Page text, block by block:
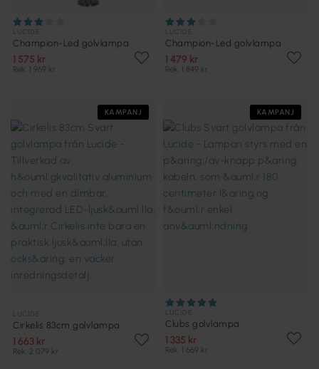
Champion-Led golvlampa
1 575 kr
Rek. 1 969 kr
Champion-Led golvlampa
1 479 kr
Rek. 1 849 kr
KAMPANJ
Cirkelis 83cm golvlampa
1 663 kr
Rek. 2 079 kr
KAMPANJ
Clubs golvlampa
1 335 kr
Rek. 1 669 kr